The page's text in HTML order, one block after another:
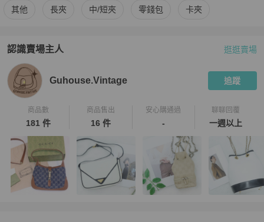
更多Chanel 女士錢包 / 小皮件 相似商品推薦
其他 長夾 中/短夾 零錢包 卡夾
認識賣場主人
PopChill 拍拍圈嚴選賣家
逛逛賣場
Guhouse.Vintage 追蹤
商品數
181 件
商品售出
16 件
安心購通過
-
聊聊回覆
一週以上